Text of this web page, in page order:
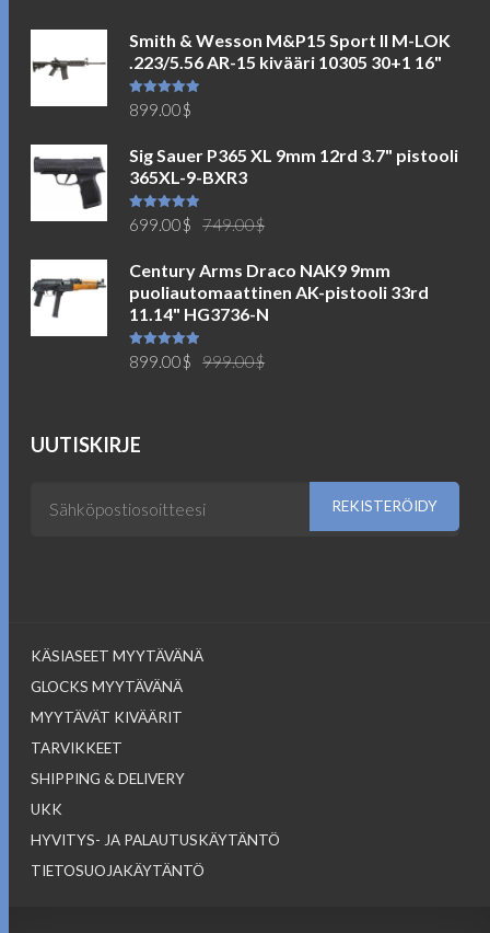
Smith & Wesson M&P15 Sport II M-LOK
.223/5.56 AR-15 kivääri 10305 30+1 16"
Arvostelu
tuotteesta:
899.00$
Sig Sauer P365 XL 9mm 12rd 3.7" pistooli
365XL-9-BXR3
Arvostelu
tuotteesta:
749.00$
oli:
749.00$.
699.00$
on:
699.00$.
Century Arms Draco NAK9 9mm
puoliautomaattinen AK-pistooli 33rd
11.14" HG3736-N
Arvostelu
tuotteesta:
999.00$
899.00$
UUTISKIRJE
KÄSIASEET MYYTÄVÄNÄ
GLOCKS MYYTÄVÄNÄ
MYYTÄVÄT KIVÄÄRIT
TARVIKKEET
SHIPPING & DELIVERY
UKK
HYVITYS- JA PALAUTUSKÄYTÄNTÖ
TIETOSUOJAKÄYTÄNTÖ